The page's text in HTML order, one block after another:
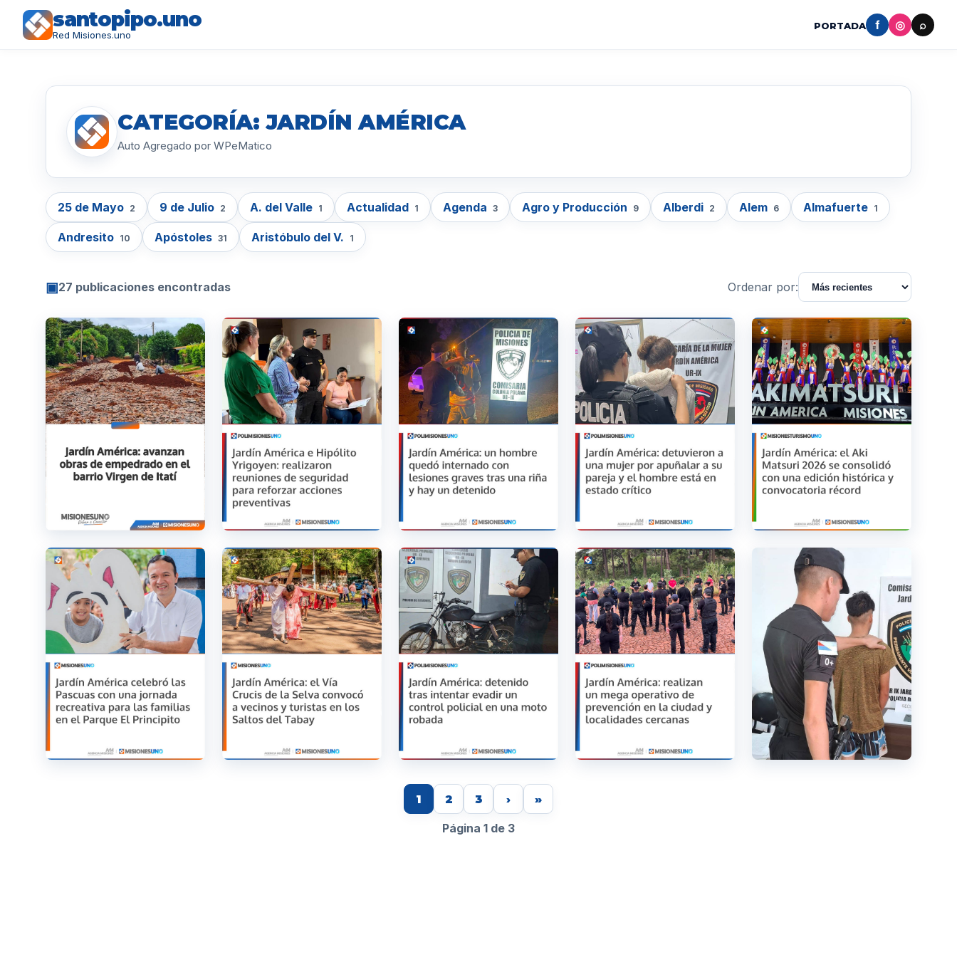
santopipo.uno
Red Misiones.uno
PORTADA f ◎ ⌕
CATEGORÍA: JARDÍN AMÉRICA
Auto Agregado por WPeMatico
25 de Mayo 2 9 de Julio 2 A. del Valle 1 Actualidad 1 Agenda 3 Agro y Producción 9 Alberdi 2 Alem 6 Almafuerte 1
Andresito 10 Apóstoles 31 Aristóbulo del V. 1
▣27 publicaciones encontradas Ordenar por:
1 2 3 › »
Página 1 de 3